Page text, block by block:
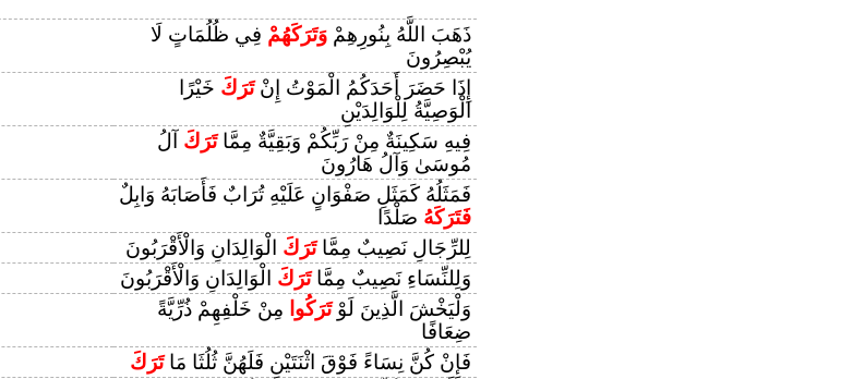
ذَهَبَ اللَّهُ بِنُورِهِمْ وَتَرَكَهُمْ فِي ظُلُمَاتٍ لَا
يُبْصِرُونَ
إِذَا حَضَرَ أَحَدَكُمُ الْمَوْتُ إِنْتَرَكَ خَيْرًا
الْوَصِيَّةُ لِلْوَالِدَيْنِ
فِيهِ سَكِينَةٌ مِنْ رَبِّكُمْ وَبَقِيَّةٌ مِمَّاتَرَكَ آلُ
مُوسَىٰ وَآلُ هَارُونَ
فَمَثَلُهُ كَمَثَلِ صَفْوَانٍ عَلَيْهِ تُرَابٌ فَأَصَابَهُ وَابِلٌ
فَتَرَكَهُ صَلْدًا
لِلرِّجَالِ نَصِيبٌ مِمَّاتَرَكَ الْوَالِدَانِ وَالْأَقْرَبُونَ
وَلِلنِّسَاءِ نَصِيبٌ مِمَّاتَرَكَ الْوَالِدَانِ وَالْأَقْرَبُونَ
وَلْيَخْشَ الَّذِينَ لَوْتَرَكُوا مِنْ خَلْفِهِمْ ذُرِّيَّةً
ضِعَافًا
فَإِنْ كُنَّ نِسَاءً فَوْقَ اثْنَتَيْنِ فَلَهُنَّ ثُلُثَا مَاتَرَكَ